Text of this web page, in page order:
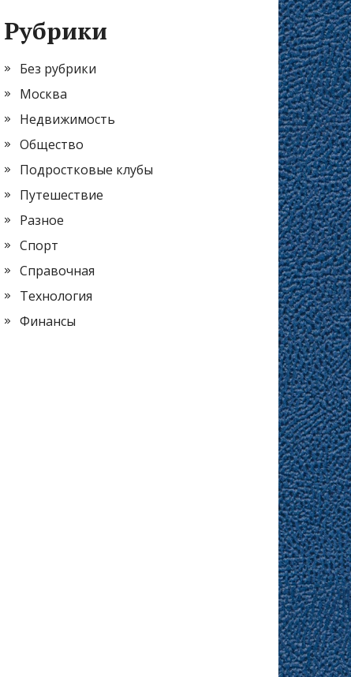
Рубрики
Без рубрики
Москва
Недвижимость
Общество
Подростковые клубы
Путешествие
Разное
Спорт
Справочная
Технология
Финансы